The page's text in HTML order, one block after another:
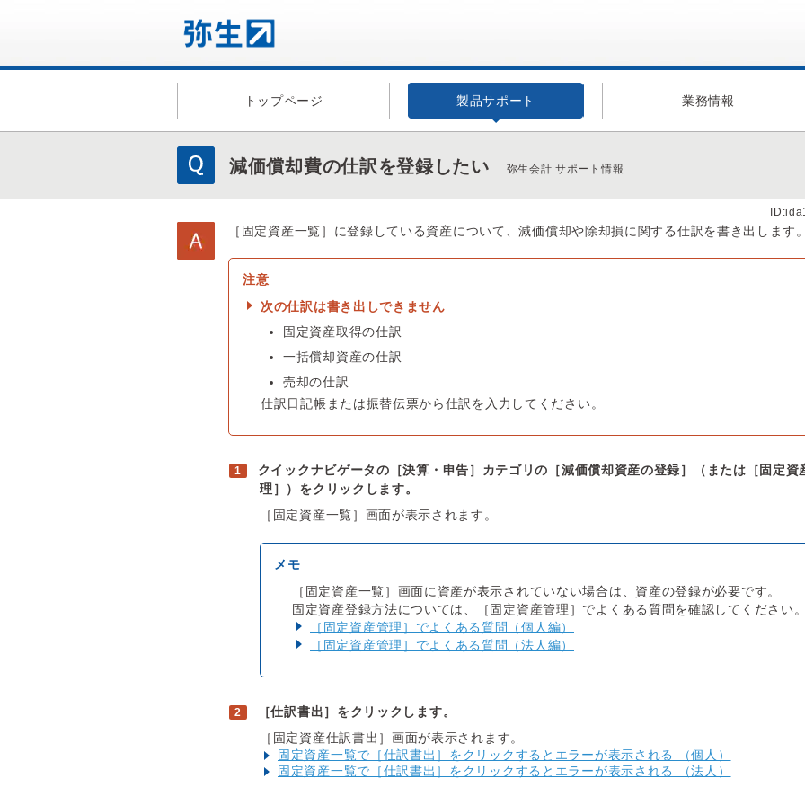
トップページ 製品サポート 業務情報
減価償却費の仕訳を登録したい 弥生会計 サポート情報
［固定資産一覧］に登録している資産について、減価償却や除却損に関する仕訳を書き出します
次の仕訳は書き出しできません
固定資産取得の仕訳
一括償却資産の仕訳
売却の仕訳
仕訳日記帳または振替伝票から仕訳を入力してください。
クイックナビゲータの［決算・申告］カテゴリの［減価償却資産の登録］（または［固定資
理］）をクリックします。
［固定資産一覧］画面が表示されます。
［固定資産一覧］画面に資産が表示されていない場合は、資産の登録が必要です。
固定資産登録方法については、［固定資産管理］でよくある質問を確認してください
［固定資産管理］でよくある質問（個人編）
［固定資産管理］でよくある質問（法人編）
［仕訳書出］をクリックします。
［固定資産仕訳書出］画面が表示されます。
固定資産一覧で［仕訳書出］をクリックするとエラーが表示される （個人）
固定資産一覧で［仕訳書出］をクリックするとエラーが表示される （法人）